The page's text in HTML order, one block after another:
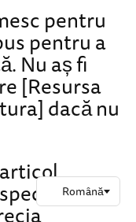
pentru
pentru a
Nu aș fi
[Resursa
dacă nu
pe